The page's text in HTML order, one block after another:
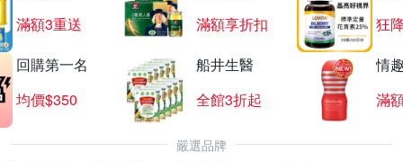
滿額3重送
滿額享折扣
狂
回購第一名
均價$350
船井生醫
全館3折起
情
滿
嚴選品牌